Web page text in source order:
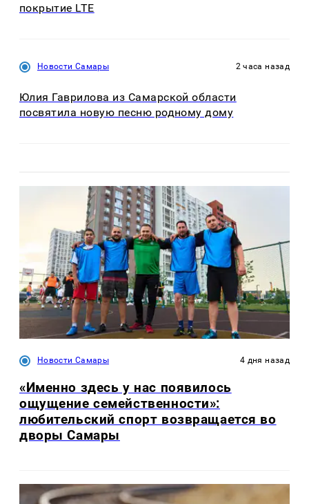
покрытие LTE
Новости Самары 2 часа назад
Юлия Гаврилова из Самарской области
посвятила новую песню родному дому
Новости Самары 4 дня назад
«Именно здесь у нас появилось
ощущение семейственности»:
любительский спорт возвращается во
дворы Самары